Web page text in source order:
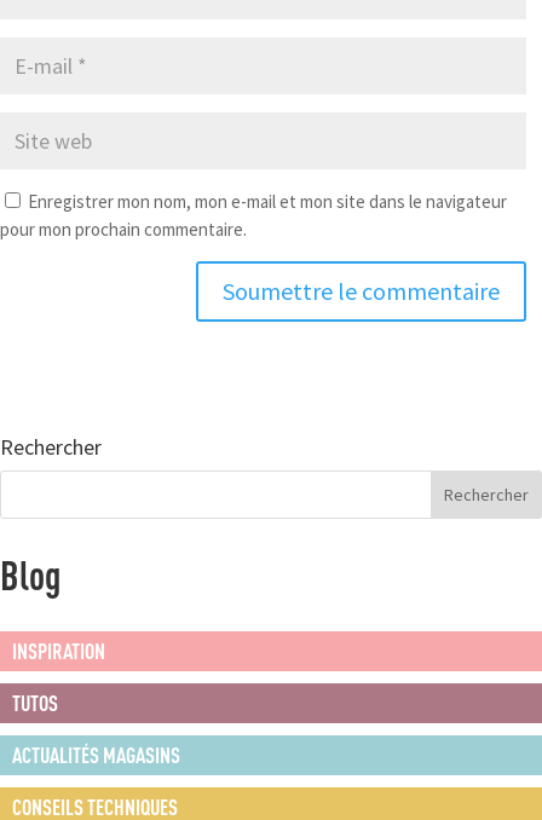
Enregistrer mon nom, mon e-mail et mon site dans le navigateur
pour mon prochain commentaire.
Soumettre le commentaire
Rechercher
Blog
INSPIRATION
TUTOS
ACTUALITÉS MAGASINS
CONSEILS TECHNIQUES